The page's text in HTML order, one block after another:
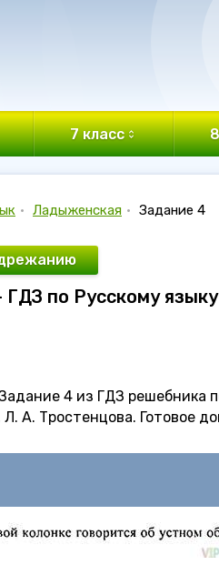
7 класс
• Ладыженская • Задание 4
по Русскому
4 из ГДЗ решебника
А. Тростенцова. Готовое